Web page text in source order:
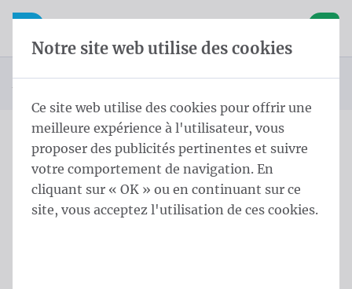
Skip content
Sauter la sélection de la langue
Ouvrir la navigation mobile
Page d'accueil
Produits
Bannières
Accessoires Crochet en S
Crochet en S
Informations sur le produit
Notre site web utilise des cookies
Ce site web utilise des cookies pour offrir une
meilleure expérience à l'utilisateur, vous
proposer des publicités pertinentes et suivre
votre comportement de navigation. En
cliquant sur « OK » ou en continuant sur ce
site, vous acceptez l'utilisation de ces cookies.